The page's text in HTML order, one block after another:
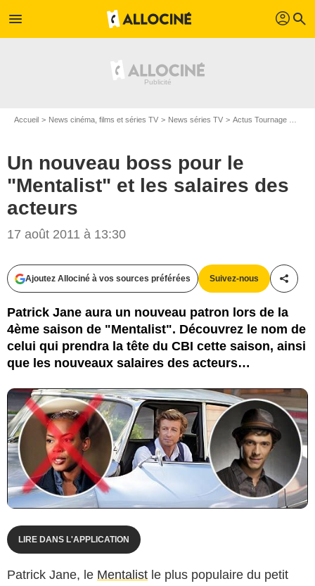
menu profil search
Accueil News cinéma, films et séries TV News séries TV Actus Tournage Séries TV
Un nouveau boss pour le
"Mentalist" et les salaires des
acteurs
17 août 2011 à 13:30
Ajoutez Allociné à vos sources préférées Suivez-nous
Patrick Jane aura un nouveau patron lors de la
4ème saison de "Mentalist". Découvrez le nom de
celui qui prendra la tête du CBI cette saison, ainsi
que les nouveaux salaires des acteurs…
LIRE DANS L'APPLICATION
Patrick Jane, le Mentalist le plus populaire du petit